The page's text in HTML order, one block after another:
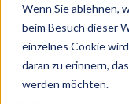
Wenn Sie ablehnen,
beim Besuch dieser
einzelnes Cookie
daran zu erinnern,
werden möchten.
Hinweis:
Die
Bildungszwecke
medizinische
Ihren Arzt oder Ihre